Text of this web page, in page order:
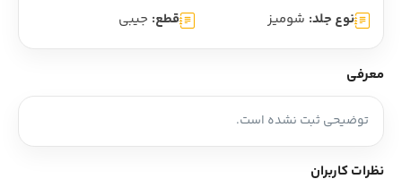
نوع جلد: شومیز قطع: جیبی
معرفی
توضیحی ثبت نشده است.
نظرات کاربران